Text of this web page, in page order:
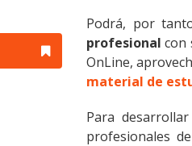
Podrá, por
profesional con
OnLine,
material de
Para
profesionales